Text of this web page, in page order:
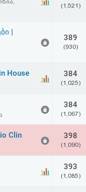
(1,521)
|
389
(930)
House 384
(1,025)
384
(1,067)
Clin 398
(1,090)
393
(1,085)